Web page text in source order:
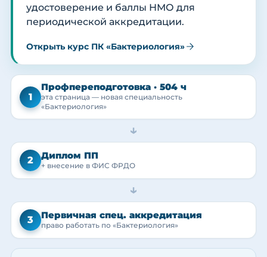
удостоверение и баллы НМО для
периодической аккредитации.
Открыть курс ПК «Бактериология»
1
Профпереподготовка · 504 ч
эта страница — новая специальность
«Бактериология»
→
2 Диплом ПП
+ внесение в ФИС ФРДО
→
3 Первичная спец. аккредитация
право работать по «Бактериология»